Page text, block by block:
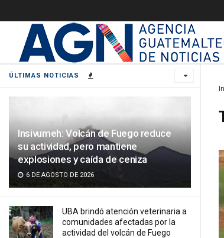
ÚLTIMAS NOTICIAS
Insivumeh: Volcán de Fuego reduce
su actividad, pero mantiene
explosiones y caída de ceniza
6 DE AGOSTO DE 2026
UBA brindó atención veterinaria a
comunidades afectadas por la
actividad del volcán de Fuego